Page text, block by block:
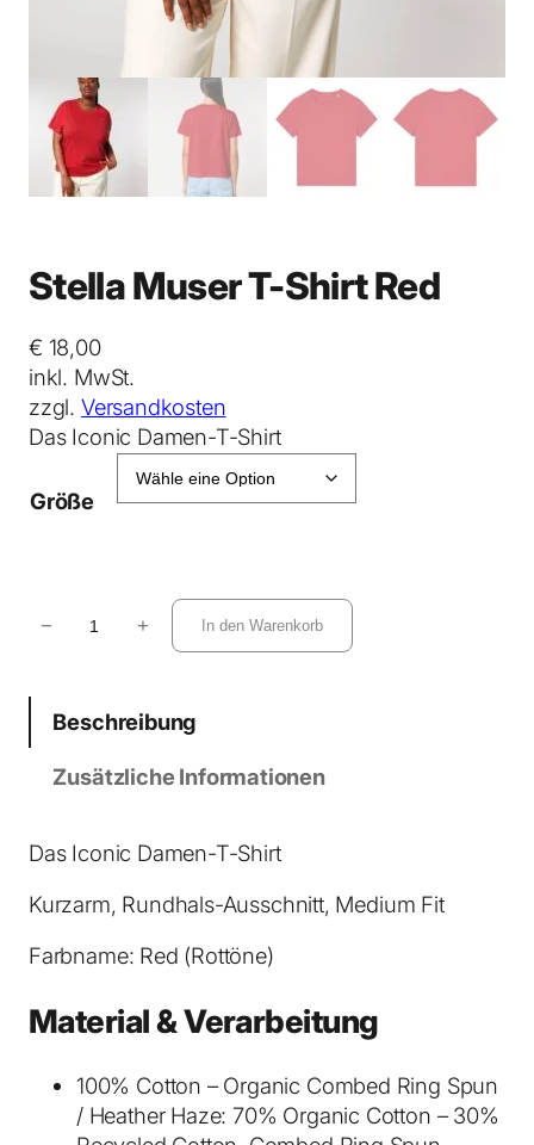
Stella Muser T-Shirt Red
€ 18,00
inkl. MwSt.
zzgl. Versandkosten
Das Iconic Damen-T-Shirt
Größe
l
s
r
-
h
− + In den Warenkorb
Beschreibung
Zusätzliche Informationen
Das Iconic Damen-T-Shirt
Kurzarm, Rundhals-Ausschnitt, Medium Fit
Farbname: Red (Rottöne)
Material & Verarbeitung
100% Cotton – Organic Combed Ring Spun
/ Heather Haze: 70% Organic Cotton – 30%